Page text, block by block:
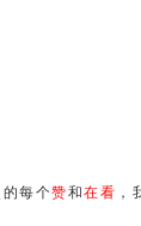
每个赞和在看 ，